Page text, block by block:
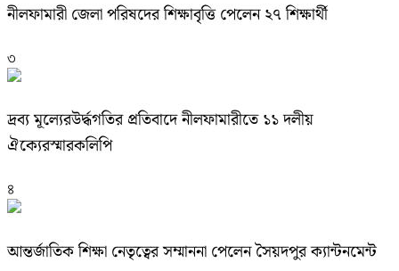
নীলফামারী জেলা পরিষদের শিক্ষাবৃত্তি পেলেন ২৭ শিক্ষার্থী
৩
দ্রব্য মূল্যেরউর্দ্ধগতির প্রতিবাদে নীলফামারীতে ১১ দলীয়
ঐক্যেরস্মারকলিপি
৪
আন্তর্জাতিক শিক্ষা নেতৃত্বের সম্মাননা পেলেন সৈয়দপুর ক্যান্টনমেন্ট